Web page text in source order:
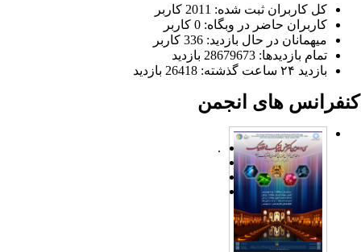
کل کاربران ثبت شده: 2011 کاربر
کاربران حاضر در وبگاه: 0 کاربر
میهمانان در حال بازدید: 336 کاربر
تمام بازدید‌ها: 28679673 بازدید
بازدید ۲۴ ساعت گذشته: 26418 بازدید
های انجمن
.